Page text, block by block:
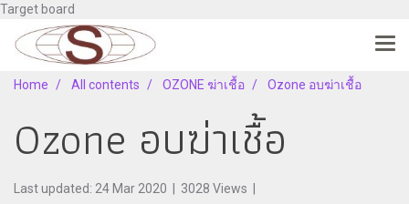
Target board
Home All contents OZONE ฆ่าเชื้อ Ozone อบฆ่าเชื้อ
Ozone อบฆ่าเชื้อ
Last updated: 24 Mar 2020 3028 Views